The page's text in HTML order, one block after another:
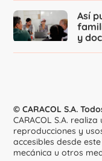
Así
y
© CARACOL S.A.
CARACOL S.A.
reproducciones y
accesibles desde
mecánica u otros